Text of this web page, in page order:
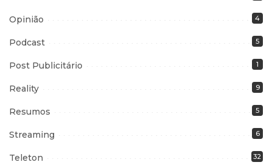
Opinião 4
Podcast 5
Post Publicitário 1
Reality 9
Resumos 5
Streaming 6
Teleton 32